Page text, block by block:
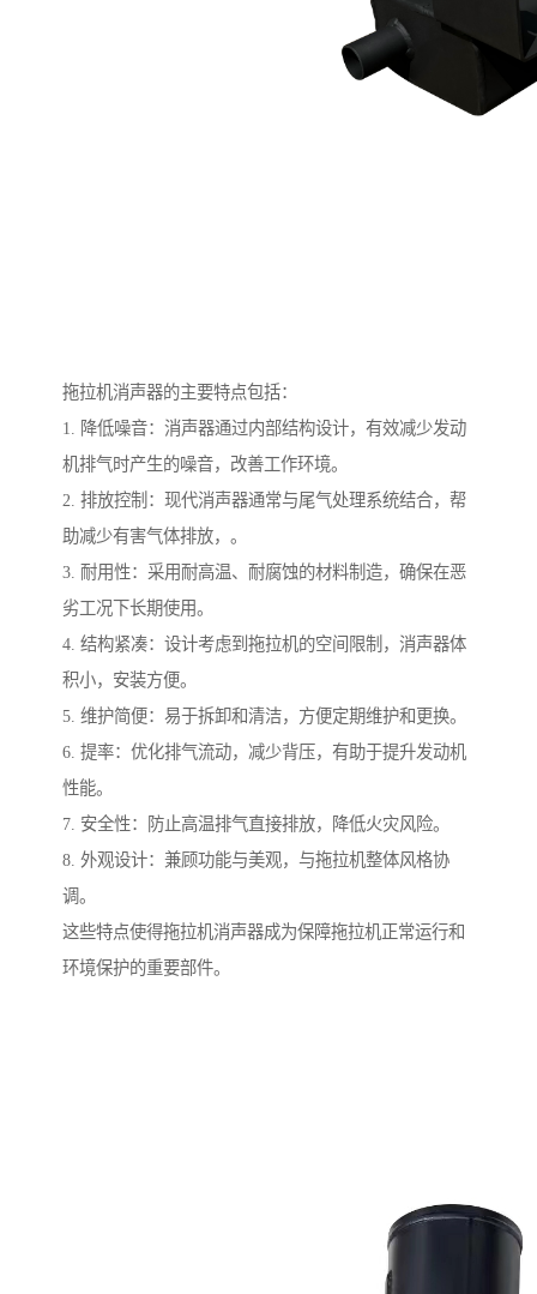
拖拉机消声器的主要特点包括：
1. 降低噪音：消声器通过内部结构设计，有效减少发动
机排气时产生的噪音，改善工作环境。
2. 排放控制：现代消声器通常与尾气处理系统结合，帮
助减少有害气体排放，。
3. 耐用性：采用耐高温、耐腐蚀的材料制造，确保在恶
劣工况下长期使用。
4. 结构紧凑：设计考虑到拖拉机的空间限制，消声器体
积小，安装方便。
5. 维护简便：易于拆卸和清洁，方便定期维护和更换。
6. 提率：优化排气流动，减少背压，有助于提升发动机
性能。
7. 安全性：防止高温排气直接排放，降低火灾风险。
8. 外观设计：兼顾功能与美观，与拖拉机整体风格协
调。
这些特点使得拖拉机消声器成为保障拖拉机正常运行和
环境保护的重要部件。